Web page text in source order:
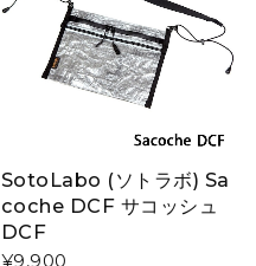
SotoLabo (ソトラボ) Sa
coche DCF サコッシュ
DCF
¥9,900